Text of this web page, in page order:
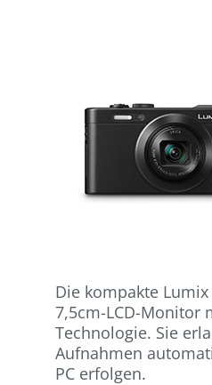
Die kompakte
7,5cm-LCD-Monitor
Technologie. Sie
Aufnahmen
PC erfolgen.